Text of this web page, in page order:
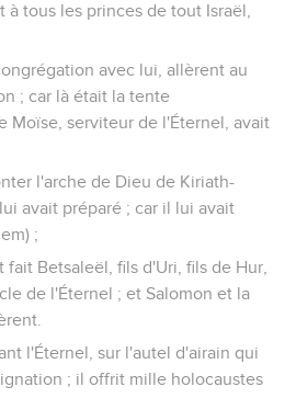
tous les princes de tout Israël,
avec lui, allèrent au
; car là était la tente
Moïse, serviteur de l'Éternel, avait
l'arche de Dieu de Kiriath-
avait préparé ; car il lui avait
;
Betsaleël, fils d'Uri, fils de Hur,
de l'Éternel ; et Salomon et la
l'Éternel, sur l'autel d'airain qui
; il offrit mille holocaustes